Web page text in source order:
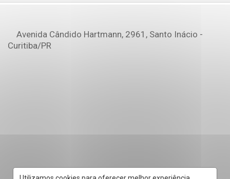
Avenida Cândido Hartmann, 2961, Santo Inácio -
Curitiba/PR